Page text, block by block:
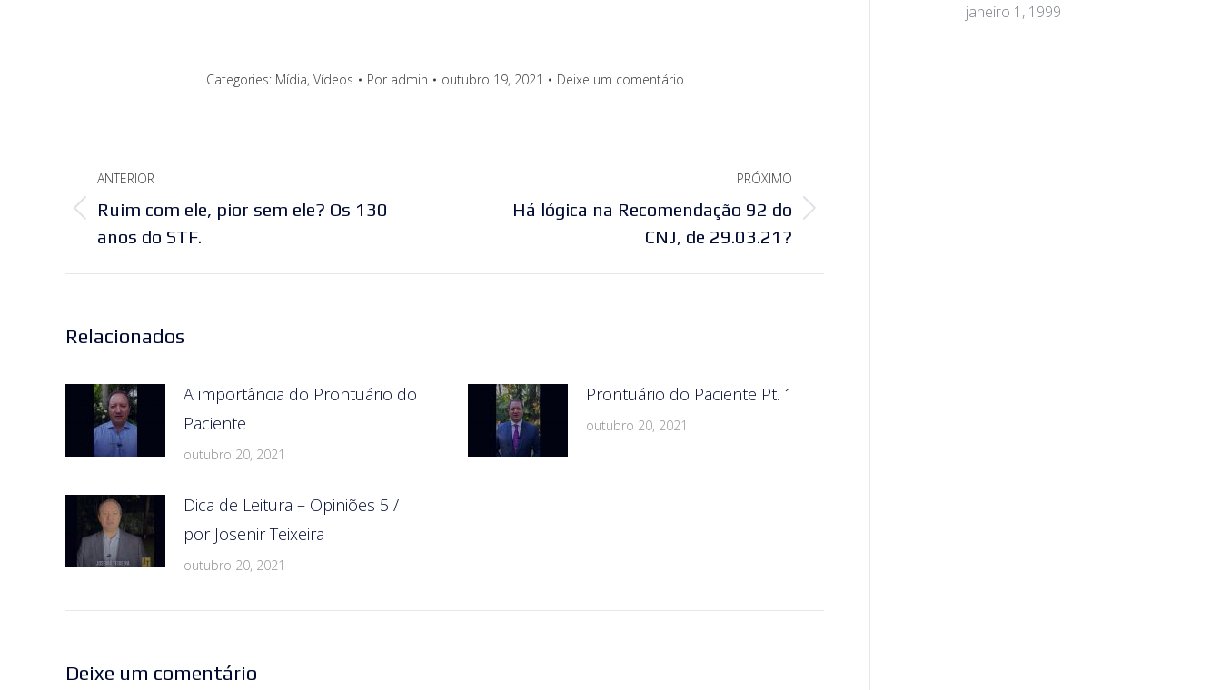
Categories: Mídia, Vídeos Por admin outubro 19, 2021 Deixe um comentário
de
post:
ANTERIOR
Post
anterior:
Ruim com ele, pior sem ele? Os 130
anos do STF.
PRÓXIMO
Próximo
Há lógica na Recomendação 92 do
CNJ, de 29.03.21?
Relacionados
A importância do Prontuário do
Paciente
outubro 20, 2021
Prontuário do Paciente Pt. 1
outubro 20, 2021
Dica de Leitura – Opiniões 5 /
por Josenir Teixeira
outubro 20, 2021
Deixe um comentário
janeiro 1, 1999